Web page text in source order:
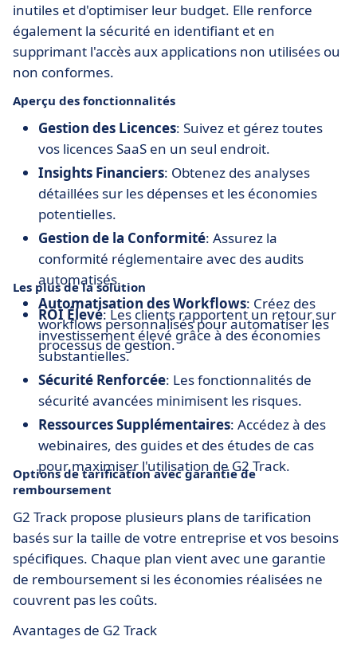
inutiles et d'optimiser leur budget. Elle renforce
également la sécurité en identifiant et en
supprimant l'accès aux applications non utilisées ou
non conformes.
Aperçu des fonctionnalités
Gestion des Licences: Suivez et gérez toutes
vos licences SaaS en un seul endroit.
Insights Financiers: Obtenez des analyses
détaillées sur les dépenses et les économies
potentielles.
Gestion de la Conformité: Assurez la
conformité réglementaire avec des audits
automatisés.
Automatisation des Workflows: Créez des
workflows personnalisés pour automatiser les
processus de gestion.
Les plus de la solution
ROI Élevé: Les clients rapportent un retour sur
investissement élevé grâce à des économies
substantielles.
Sécurité Renforcée: Les fonctionnalités de
sécurité avancées minimisent les risques.
Ressources Supplémentaires: Accédez à des
webinaires, des guides et des études de cas
pour maximiser l'utilisation de G2 Track.
Options de tarification avec garantie de
remboursement
G2 Track propose plusieurs plans de tarification
basés sur la taille de votre entreprise et vos besoins
spécifiques. Chaque plan vient avec une garantie
de remboursement si les économies réalisées ne
couvrent pas les coûts.
Avantages de G2 Track